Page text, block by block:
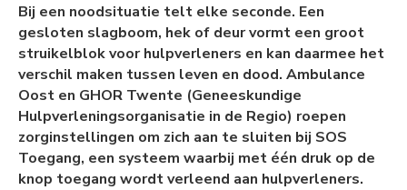
Bij een noodsituatie telt elke seconde. Een
gesloten slagboom, hek of deur vormt een groot
struikelblok voor hulpverleners en kan daarmee het
verschil maken tussen leven en dood. Ambulance
Oost en GHOR Twente (Geneeskundige
Hulpverleningsorganisatie in de Regio) roepen
zorginstellingen om zich aan te sluiten bij SOS
Toegang, een systeem waarbij met één druk op de
knop toegang wordt verleend aan hulpverleners.